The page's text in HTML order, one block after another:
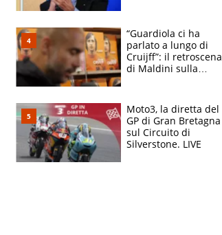
“Guardiola ci ha
parlato a lungo di
Cruijff”: il retroscena
di Maldini sulla
Moto3, la diretta del
GP di Gran Bretagna
sul Circuito di
Silverstone. LIVE